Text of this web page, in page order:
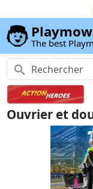
The best
Ouvrier et